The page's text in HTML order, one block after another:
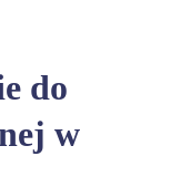
do
w